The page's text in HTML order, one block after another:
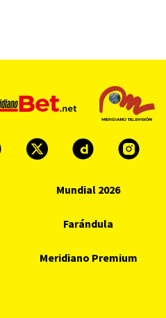
Mundial 2026
Farándula
Meridiano Premium